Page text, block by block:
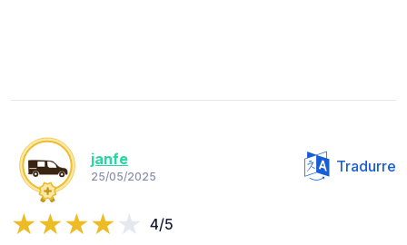
janfe
25/05/2025
Tradurre
4/5